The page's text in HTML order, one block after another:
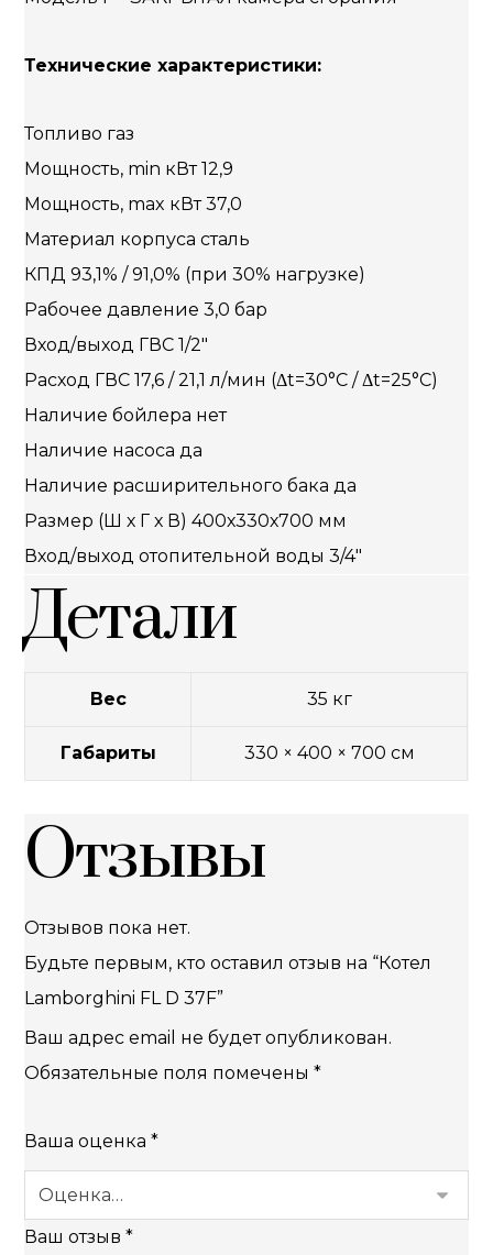
Технические характеристики:
Топливо газ
Мощность, min кВт 12,9
Мощность, max кВт 37,0
Материал корпуса сталь
КПД 93,1% / 91,0% (при 30% нагрузке)
Рабочее давление 3,0 бар
Вход/выход ГВС 1/2″
Расход ГВС 17,6 / 21,1 л/мин (Δt=30°С / Δt=25°С)
Наличие бойлера нет
Наличие насоса да
Наличие расширительного бака да
Размер (Ш х Г х В) 400х330х700 мм
Вход/выход отопительной воды 3/4″
Детали
Вес 35 кг
Габариты 330 × 400 × 700 см
Отзывы
Отзывов пока нет.
Будьте первым, кто оставил отзыв на “Котел
Lamborghini FL D 37F”
Ваш адрес email не будет опубликован.
Обязательные поля помечены*
Ваша оценка*
Ваш отзыв*